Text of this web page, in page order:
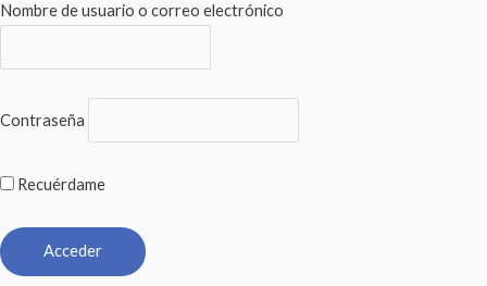
Nombre de usuario o correo electrónico
Contraseña
Recuérdame